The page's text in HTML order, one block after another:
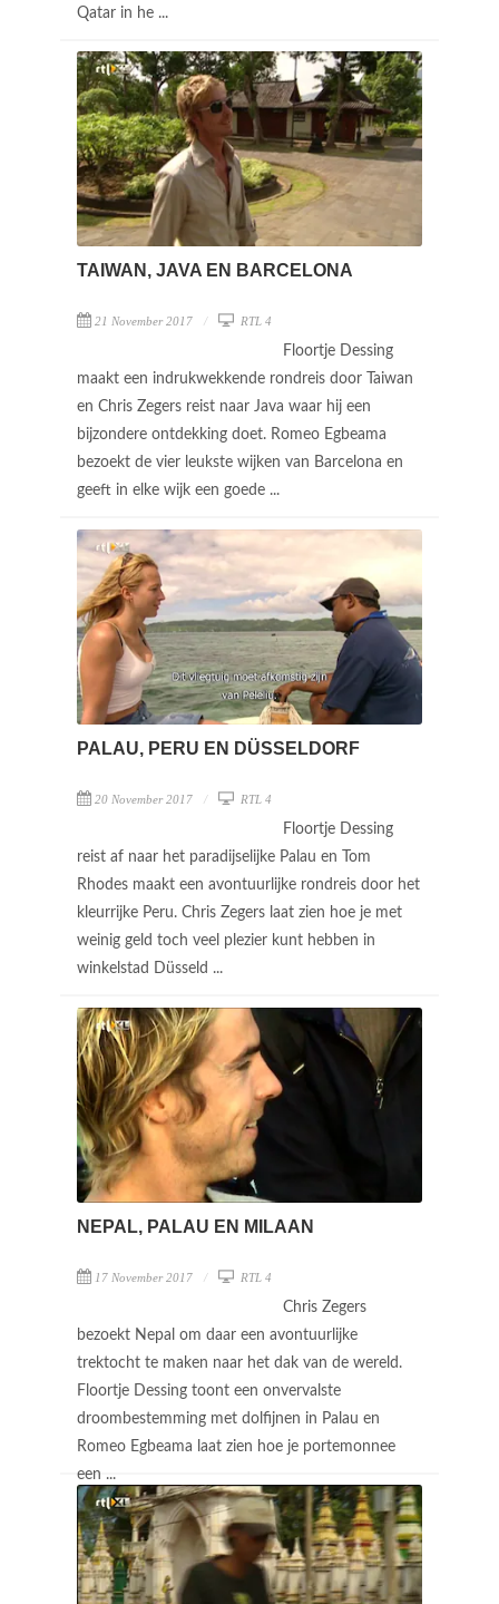
Qatar in he ...
TAIWAN, JAVA EN BARCELONA
21 November 2017 RTL 4
Floortje Dessing
maakt een indrukwekkende rondreis door Taiwan
en Chris Zegers reist naar Java waar hij een
bijzondere ontdekking doet. Romeo Egbeama
bezoekt de vier leukste wijken van Barcelona en
geeft in elke wijk een goede ...
PALAU, PERU EN DÜSSELDORF
20 November 2017 RTL 4
Floortje Dessing
reist af naar het paradijselijke Palau en Tom
Rhodes maakt een avontuurlijke rondreis door het
kleurrijke Peru. Chris Zegers laat zien hoe je met
weinig geld toch veel plezier kunt hebben in
winkelstad Düsseld ...
NEPAL, PALAU EN MILAAN
17 November 2017 RTL 4
Chris Zegers
bezoekt Nepal om daar een avontuurlijke
trektocht te maken naar het dak van de wereld.
Floortje Dessing toont een onvervalste
droombestemming met dolfijnen in Palau en
Romeo Egbeama laat zien hoe je portemonnee
een ...